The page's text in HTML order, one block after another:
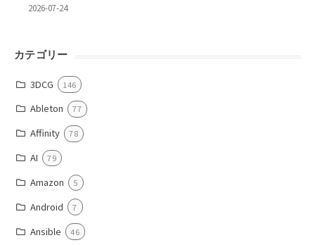
2026-07-24
カテゴリー
3DCG 146
Ableton 77
Affinity 78
AI 79
Amazon 5
Android 7
Ansible 46